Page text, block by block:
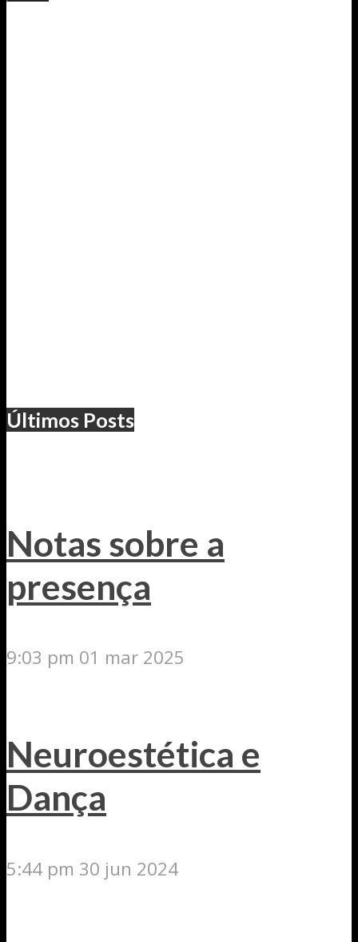
Últimos Posts
Notas sobre a
presença
9:03 pm 01 mar 2025
Neuroestética e
Dança
5:44 pm 30 jun 2024